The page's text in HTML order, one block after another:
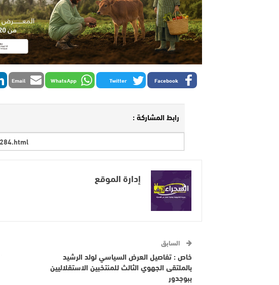
Facebook
Twitter
WhatsApp
Email
رابط المشاركة :
إدارة الموقع
السابق
خاص : تفاصيل العرض السياسي لولد الرشيد
بالملتقى الجهوي الثالث للمنتخبين الاستقلاليين
ببوجدور